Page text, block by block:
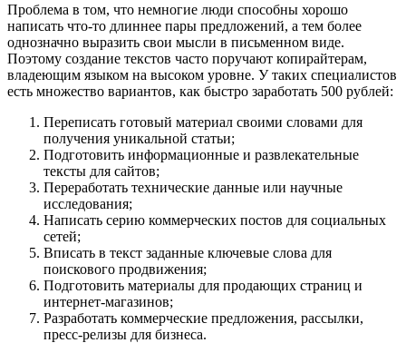
Проблема в том, что немногие люди способны хорошо
написать что-то длиннее пары предложений, а тем более
однозначно выразить свои мысли в письменном виде.
Поэтому создание текстов часто поручают копирайтерам,
владеющим языком на высоком уровне. У таких специалистов
есть множество вариантов, как быстро заработать 500 рублей:
Переписать готовый материал своими словами для
получения уникальной статьи;
Подготовить информационные и развлекательные
тексты для сайтов;
Переработать технические данные или научные
исследования;
Написать серию коммерческих постов для социальных
сетей;
Вписать в текст заданные ключевые слова для
поискового продвижения;
Подготовить материалы для продающих страниц и
интернет-магазинов;
Разработать коммерческие предложения, рассылки,
пресс-релизы для бизнеса.